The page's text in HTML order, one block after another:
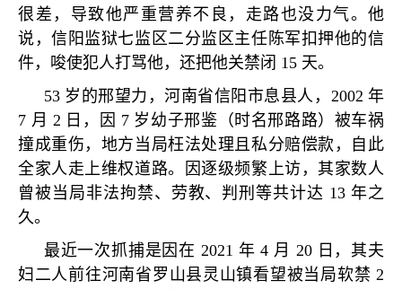
很差，导致他严重营养不良，走路也没力气。他
说，信阳监狱七监区二分监区主任陈军扣押他的信
件，唆使犯人打骂他，还把他关禁闭 15 天。
53 岁的邢望力，河南省信阳市息县人， 2002年
7 月 2 日，因 7 岁幼子邢鉴（时名邢路路）被车祸
撞成重伤，地方当局枉法处理且私分赔偿款，自此
全家人走上维权道路。因逐级频繁上访，其家数人
曾被当局非法拘禁、劳教、判刑等共计达 13年之
久。
最近一次抓捕是因在 2021 年 4 月 20 日，其夫
妇二人前往河南省罗山县灵山镇看望被当局软禁 2